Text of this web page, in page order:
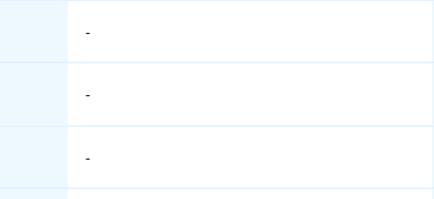
-
-
-